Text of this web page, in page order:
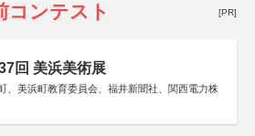
コンテスト [PR]
回 美浜美術展
、美浜町教育委員会、福井新聞社、関西電力株